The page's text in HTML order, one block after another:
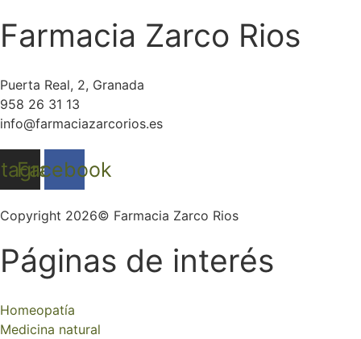
Farmacia Zarco Rios
Puerta Real, 2, Granada
958 26 31 13
info@farmaciazarcorios.es
Facebook
Copyright 2026© Farmacia Zarco Rios
Páginas de interés
Homeopatía
Medicina natural